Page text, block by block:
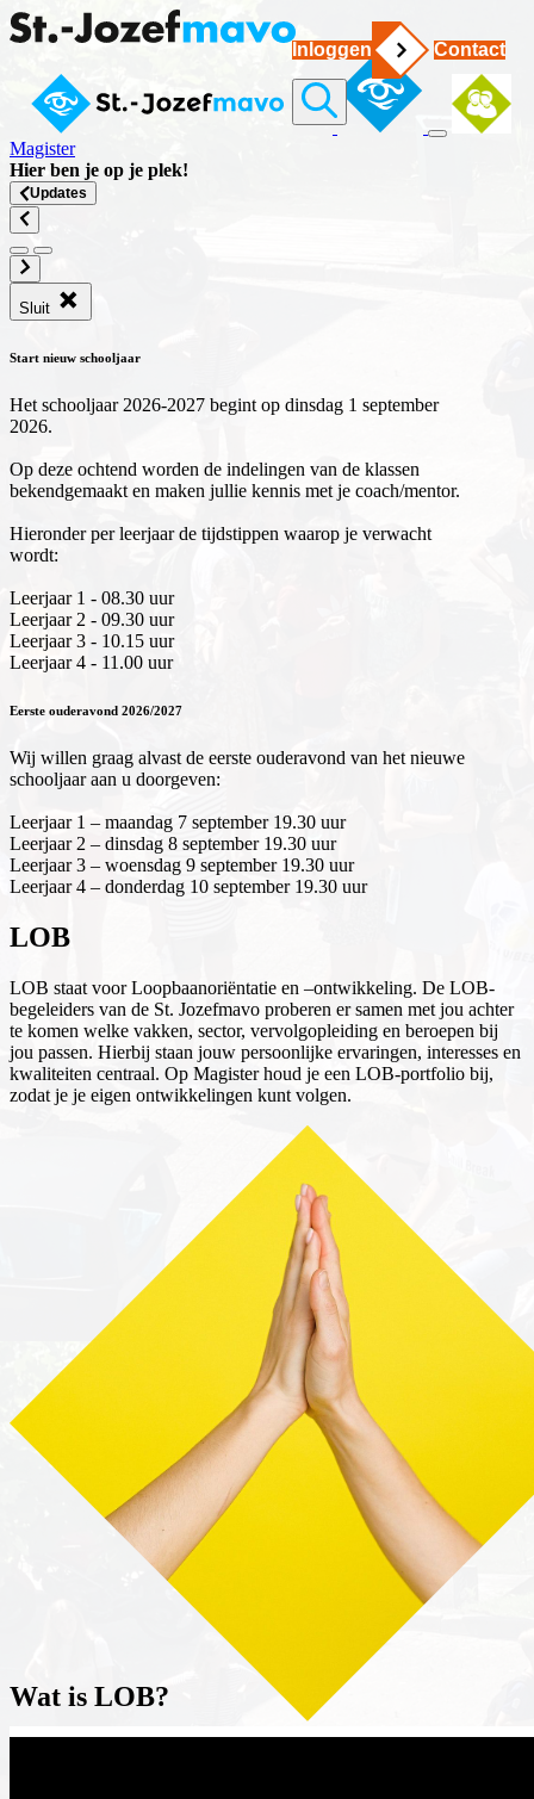
Inloggen Contact
Magister
Hier ben je op je plek!
Updates
Sluit
Start nieuw schooljaar
Het schooljaar 2026-2027 begint op dinsdag 1 september
2026.
Op deze ochtend worden de indelingen van de klassen
bekendgemaakt en maken jullie kennis met je coach/mentor.
Hieronder per leerjaar de tijdstippen waarop je verwacht
wordt:
Leerjaar 1 - 08.30 uur
Leerjaar 2 - 09.30 uur
Leerjaar 3 - 10.15 uur
Leerjaar 4 - 11.00 uur
Eerste ouderavond 2026/2027
Wij willen graag alvast de eerste ouderavond van het nieuwe
schooljaar aan u doorgeven:
Leerjaar 1 – maandag 7 september 19.30 uur
Leerjaar 2 – dinsdag 8 september 19.30 uur
Leerjaar 3 – woensdag 9 september 19.30 uur
Leerjaar 4 – donderdag 10 september 19.30 uur
LOB
LOB staat voor Loopbaanoriëntatie en –ontwikkeling. De LOB-
begeleiders van de St. Jozefmavo proberen er samen met jou achter
te komen welke vakken, sector, vervolgopleiding en beroepen bij
jou passen. Hierbij staan jouw persoonlijke ervaringen, interesses en
kwaliteiten centraal. Op Magister houd je een LOB-portfolio bij,
zodat je je eigen ontwikkelingen kunt volgen.
Wat is LOB?